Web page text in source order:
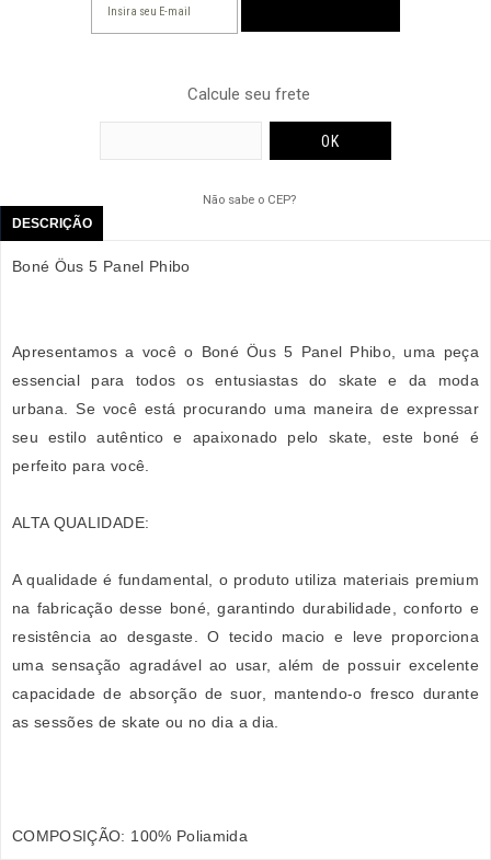
Calcule seu frete
Não sabe o CEP?
DESCRIÇÃO
Boné Öus 5 Panel Phibo
Apresentamos a você o Boné Öus 5 Panel Phibo, uma peça
essencial para todos os entusiastas do skate e da moda
urbana. Se você está procurando uma maneira de expressar
seu estilo autêntico e apaixonado pelo skate, este boné é
perfeito para você.
ALTA QUALIDADE:
A qualidade é fundamental, o produto utiliza materiais premium
na fabricação desse boné, garantindo durabilidade, conforto e
resistência ao desgaste. O tecido macio e leve proporciona
uma sensação agradável ao usar, além de possuir excelente
capacidade de absorção de suor, mantendo-o fresco durante
as sessões de skate ou no dia a dia.
COMPOSIÇÃO: 100% Poliamida